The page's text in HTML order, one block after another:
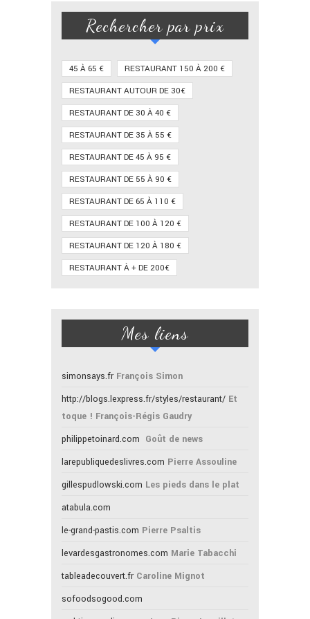
Rechercher par prix
45 À 65 €
RESTAURANT 150 À 200 €
RESTAURANT AUTOUR DE 30€
RESTAURANT DE 30 À 40 €
RESTAURANT DE 35 À 55 €
RESTAURANT DE 45 À 95 €
RESTAURANT DE 55 À 90 €
RESTAURANT DE 65 À 110 €
RESTAURANT DE 100 À 120 €
RESTAURANT DE 120 À 180 €
RESTAURANT À + DE 200€
Mes liens
simonsays.fr François Simon
http://blogs.lexpress.fr/styles/restaurant/ Et
toque ! François-Régis Gaudry
philippetoinard.com Goût de news
larepubliquedeslivres.com Pierre Assouline
gillespudlowski.com Les pieds dans le plat
atabula.com
le-grand-pastis.com Pierre Psaltis
levardesgastronomes.com Marie Tabacchi
tableadecouvert.fr Caroline Mignot
sofoodsogood.com